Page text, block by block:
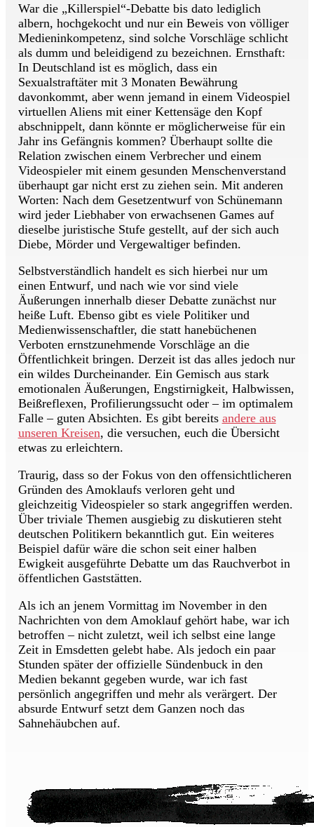
War die „Killerspiel“-Debatte bis dato lediglich
albern, hochgekocht und nur ein Beweis von völliger
Medieninkompetenz, sind solche Vorschläge schlicht
als dumm und beleidigend zu bezeichnen. Ernsthaft:
In Deutschland ist es möglich, dass ein
Sexualstraftäter mit 3 Monaten Bewährung
davonkommt, aber wenn jemand in einem Videospiel
virtuellen Aliens mit einer Kettensäge den Kopf
abschnippelt, dann könnte er möglicherweise für ein
Jahr ins Gefängnis kommen? Überhaupt sollte die
Relation zwischen einem Verbrecher und einem
Videospieler mit einem gesunden Menschenverstand
überhaupt gar nicht erst zu ziehen sein. Mit anderen
Worten: Nach dem Gesetzentwurf von Schünemann
wird jeder Liebhaber von erwachsenen Games auf
dieselbe juristische Stufe gestellt, auf der sich auch
Diebe, Mörder und Vergewaltiger befinden.
Selbstverständlich handelt es sich hierbei nur um
einen Entwurf, und nach wie vor sind viele
Äußerungen innerhalb dieser Debatte zunächst nur
heiße Luft. Ebenso gibt es viele Politiker und
Medienwissenschaftler, die statt hanebüchenen
Verboten ernstzunehmende Vorschläge an die
Öffentlichkeit bringen. Derzeit ist das alles jedoch nur
ein wildes Durcheinander. Ein Gemisch aus stark
emotionalen Äußerungen, Engstirnigkeit, Halbwissen,
Beißreflexen, Profilierungssucht oder – im optimalem
Falle – guten Absichten. Es gibt bereits andere aus
unseren Kreisen, die versuchen, euch die Übersicht
etwas zu erleichtern.
Traurig, dass so der Fokus von den offensichtlicheren
Gründen des Amoklaufs verloren geht und
gleichzeitig Videospieler so stark angegriffen werden.
Über triviale Themen ausgiebig zu diskutieren steht
deutschen Politikern bekanntlich gut. Ein weiteres
Beispiel dafür wäre die schon seit einer halben
Ewigkeit ausgeführte Debatte um das Rauchverbot in
öffentlichen Gaststätten.
Als ich an jenem Vormittag im November in den
Nachrichten von dem Amoklauf gehört habe, war ich
betroffen – nicht zuletzt, weil ich selbst eine lange
Zeit in Emsdetten gelebt habe. Als jedoch ein paar
Stunden später der offizielle Sündenbuck in den
Medien bekannt gegeben wurde, war ich fast
persönlich angegriffen und mehr als verärgert. Der
absurde Entwurf setzt dem Ganzen noch das
Sahnehäubchen auf.